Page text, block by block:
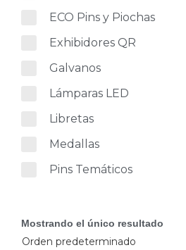
ECO Pins y Piochas
Exhibidores QR
Galvanos
Lámparas LED
Libretas
Medallas
Pins Temáticos
Mostrando el único resultado